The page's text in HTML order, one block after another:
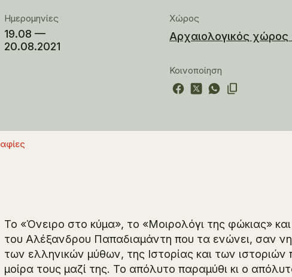
Ημερομηνίες
19.08 —
20.08.2021
Χώρος
Αρχαιολογικός
Κοινοποίηση
Το «Όνειρο στο κύμα», το «Μοιρολόγι της φώκιας»
του Αλέξανδρου Παπαδιαμάντη που τα ενώνει, σαν
των ελληνικών μύθων, της Ιστορίας και των
μοίρα τους μαζί της. Το απόλυτο παραμύθι κι ο